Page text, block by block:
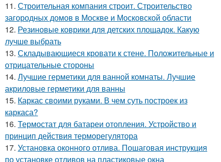
11. Строительная компания строит. Строительство
загородных домов в Москве и Московской области
12. Резиновые коврики для детских площадок. Какую
лучше выбрать
13. Складывающиеся кровати к стене. Положительные и
отрицательные стороны
14. Лучшие герметики для ванной комнаты. Лучшие
акриловые герметики для ванны
15. Каркас своими руками. В чем суть построек из
каркаса?
16. Термостат для батареи отопления. Устройство и
принцип действия терморегулятора
17. Установка оконного отлива. Пошаговая инструкция
по установке отливов на пластиковые окна